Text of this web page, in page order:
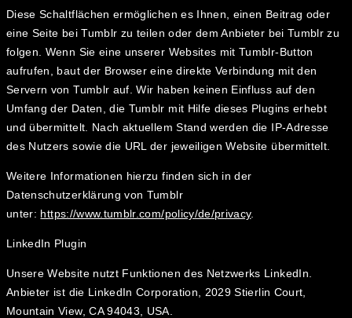
Diese Schaltflächen ermöglichen es Ihnen, einen Beitrag oder
eine Seite bei Tumblr zu teilen oder dem Anbieter bei Tumblr zu
folgen. Wenn Sie eine unserer Websites mit Tumblr-Button
aufrufen, baut der Browser eine direkte Verbindung mit den
Servern von Tumblr auf. Wir haben keinen Einfluss auf den
Umfang der Daten, die Tumblr mit Hilfe dieses Plugins erhebt
und übermittelt. Nach aktuellem Stand werden die IP-Adresse
des Nutzers sowie die URL der jeweiligen Website übermittelt.
Weitere Informationen hierzu finden sich in der
Datenschutzerklärung von Tumblr
unter: https://www.tumblr.com/policy/de/privacy.
LinkedIn Plugin
Unsere Website nutzt Funktionen des Netzwerks LinkedIn.
Anbieter ist die LinkedIn Corporation, 2029 Stierlin Court,
Mountain View, CA 94043, USA.